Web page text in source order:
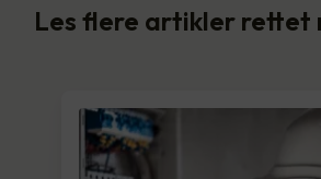
Les flere artikler